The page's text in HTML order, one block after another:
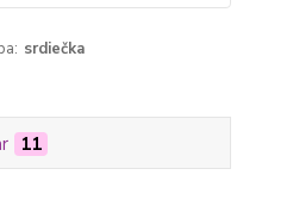
srdiečka
11